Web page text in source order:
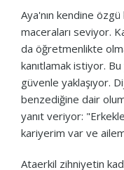
Aya'nın kendine
maceraları seviyor.
da öğretmenlikte
kanıtlamak istiyor. Bu
güvenle yaklaşıyor.
benzediğine dair
yanıt veriyor:
kariyerim var ve
Ataerkil zihniyetin